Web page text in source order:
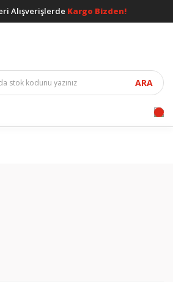
Alışverişlerde Kargo Bizden!
ARA